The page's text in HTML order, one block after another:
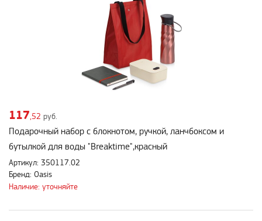
117 ,52 руб.
Подарочный набор с блокнотом, ручкой, ланчбоксом и
бутылкой для воды "Breaktime",красный
Артикул: 350117.02
Бренд: Oasis
Наличие: уточняйте